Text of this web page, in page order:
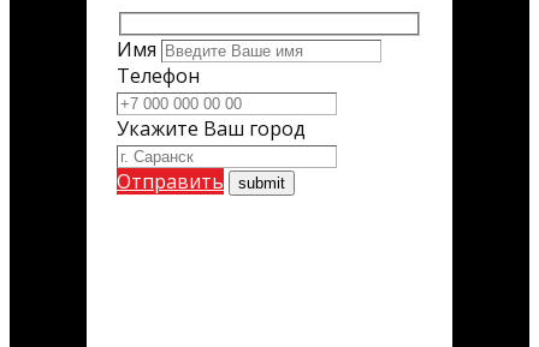
Имя
Телефон
Укажите Ваш город
Отправить